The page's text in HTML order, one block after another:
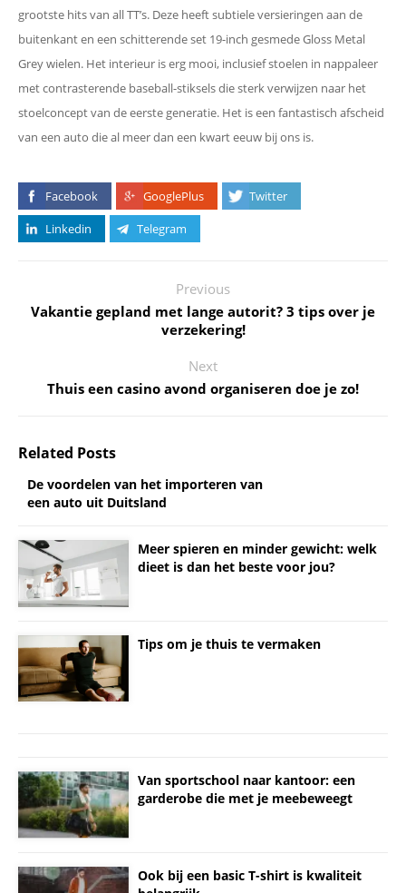
grootste hits van all TT’s. Deze heeft subtiele versieringen aan de
buitenkant en een schitterende set 19-inch gesmede Gloss Metal
Grey wielen. Het interieur is erg mooi, inclusief stoelen in nappaleer
met contrasterende baseball-stiksels die sterk verwijzen naar het
stoelconcept van de eerste generatie. Het is een fantastisch afscheid
van een auto die al meer dan een kwart eeuw bij ons is.
Facebook GooglePlus
Twitter
Linkedin
Telegram
Previous
Vakantie gepland met lange autorit? 3 tips over je
verzekering!
Next
Thuis een casino avond organiseren doe je zo!
Related Posts
De voordelen van het importeren van
een auto uit Duitsland
Meer spieren en minder gewicht: welk
dieet is dan het beste voor jou?
Tips om je thuis te vermaken
Van sportschool naar kantoor: een
garderobe die met je meebeweegt
Ook bij een basic T-shirt is kwaliteit